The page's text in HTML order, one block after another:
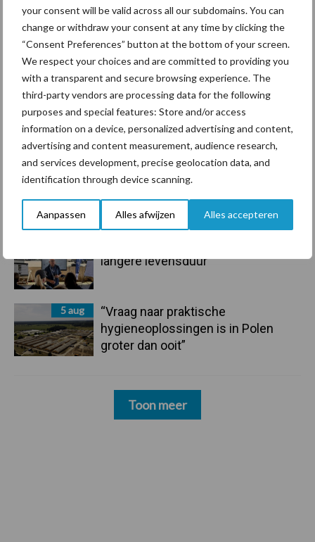
your consent will be valid across all our subdomains. You can
change or withdraw your consent at any time by clicking the
“Consent Preferences” button at the bottom of your screen.
We respect your choices and are committed to providing you
with a transparent and secure browsing experience. The
third-party vendors are processing data for the following
purposes and special features: Store and/or access
information on a device, personalized advertising and content,
advertising and content measurement, audience research,
and services development, precise geolocation data, and
identification through device scanning.
Aanpassen Alles afwijzen Alles accepteren
Sidebar
7 aug
Grondstoffenmarkt blijft grillig:
droogte en geopolitiek houden
handel in de greep
7 aug
De speenhuid: een vaak
onderschatte risicofactor voor
mastitis
ForFarmers ziet volume en
marktaandeel groeien in krimpende
langere levensduur
5 aug
“Vraag naar praktische
hygieneoplossingen is in Polen
groter dan ooit”
Toon meer